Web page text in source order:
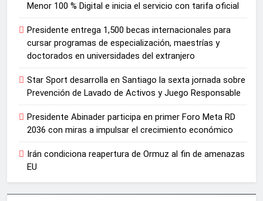
Menor 100 % Digital e inicia el servicio con tarifa oficial
Presidente entrega 1,500 becas internacionales para
cursar programas de especialización, maestrías y
doctorados en universidades del extranjero
Star Sport desarrolla en Santiago la sexta jornada sobre
Prevención de Lavado de Activos y Juego Responsable
Presidente Abinader participa en primer Foro Meta RD
2036 con miras a impulsar el crecimiento económico
Irán condiciona reapertura de Ormuz al fin de amenazas
EU